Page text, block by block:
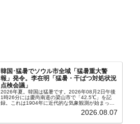
韓国･猛暑でソウル市全域「猛暑重大警
報」発令。李在明「猛暑・干ばつ対処状況
点検会議」
2026年夏。韓国は猛暑です。2026年08月2日午後
1時26分には慶尚南道の梁山市で「42.5℃」を記
録。これは1904年に近代的な気象観測が始まって
ウル市全域への「猛暑重大警報」が発令され...
2026.08.07